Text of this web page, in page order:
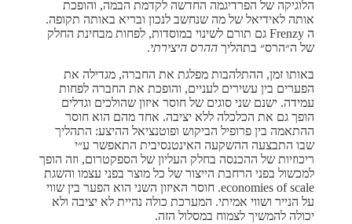
הלוגיקה של הפרדיגמה החדשה לקדמת הבמה, והופכת
אותה לאידיאל של מה שנחשב לנכון ובריא באותה תקופה.
ה Frenzy גם תורם לשינוי במוסדות, לפחות מבחינת החלק
של ה״הרס״ בתהליך ההרס היצירתי.
באותו זמן, ההתלהבות מפלגת את החברה, מגדילה את
הפערים בין עשירים לעניים, והופכת את החברה לפחות
עמידה. ישנם שני סוגים של חוסר איזון שהולכים וגדלים
הופך גם את הכלכלה ללא יציבה. אחד מהם הוא חוסר
ההתאמה בין פרופיל הביקוש ופוטנציאל ההיצע: התהליך
שבו התבצעה ההשקעה האינטנסיבית התאפשר ע״י
ריכוזיות של ההכנסה בחלק העליון של הספקטרום, וזה הופך
למכשול בפני הרחבת הייצור של כל מוצר בפני עצמו והשגת
economies of scale. חוסר האיזון השני הוא הפער בין שווי
על הנייר ושווי אמיתי. המערכת כולה נהיית לא יציבה ולא
יכולה להמשיך לצמוח במסלול הזה.